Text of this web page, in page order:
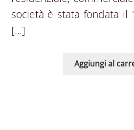
società è stata fondata il
[…]
Aggiungi al